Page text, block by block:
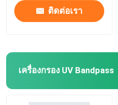
ติดต่อเรา
เครื่องกรอง UV Bandpass